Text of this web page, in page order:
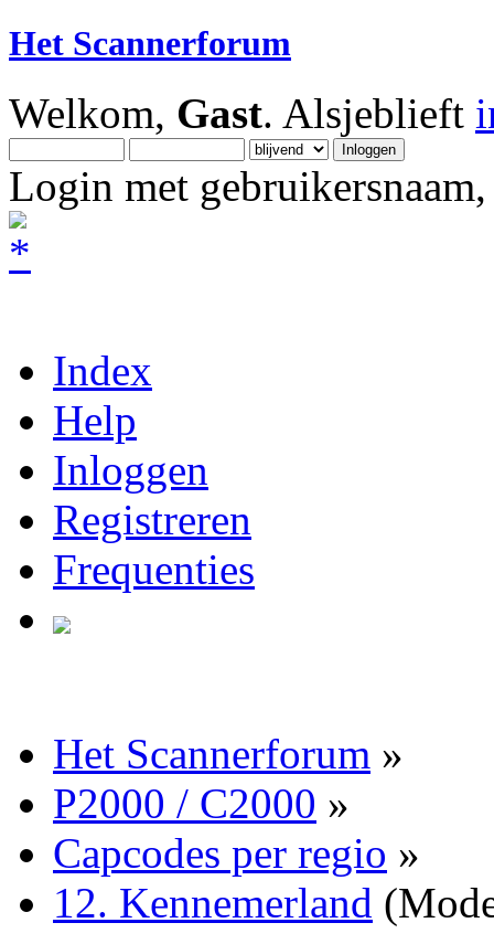
Het Scannerforum
Welkom, Gast. Alsjeblieft
Login met
Index
Help
Inloggen
Registreren
Frequenties
Het Scannerforum »
P2000 / C2000 »
Capcodes per regio »
12. Kennemerland